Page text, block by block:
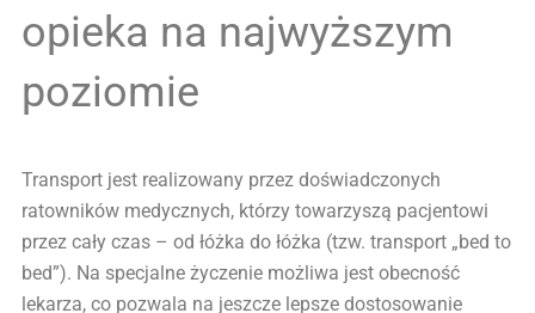
opieka na najwyższym
poziomie
Transport jest realizowany przez doświadczonych
ratowników medycznych, którzy towarzyszą pacjentowi
przez cały czas – od łóżka do łóżka (tzw. transport „bed to
bed”). Na specjalne życzenie możliwa jest obecność
lekarza, co pozwala na jeszcze lepsze dostosowanie